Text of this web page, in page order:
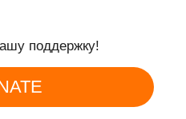
поддержку!